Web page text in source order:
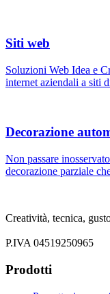
Siti web
Soluzioni Web Idea e
internet aziendali a siti
Decorazione
Non passare
decorazione parziale
Creatività, tecnica,
P.IVA 04519250965
Prodotti